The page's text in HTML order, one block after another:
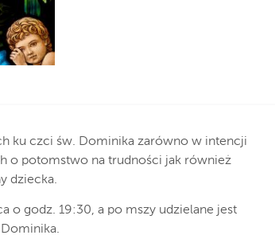
ku czci św. Dominika zarówno w intencji
o potomstwo na trudności jak również
dziecka.
o godz. 19:30, a po mszy udzielane jest